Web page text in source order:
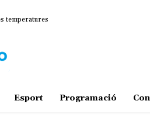
Esport Programació